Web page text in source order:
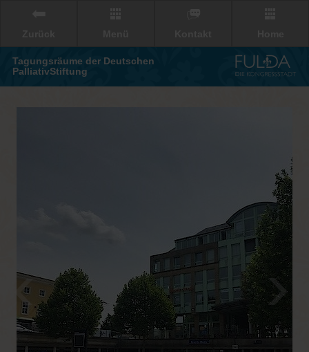
Tagungsräume der Deutschen
PalliativStiftung